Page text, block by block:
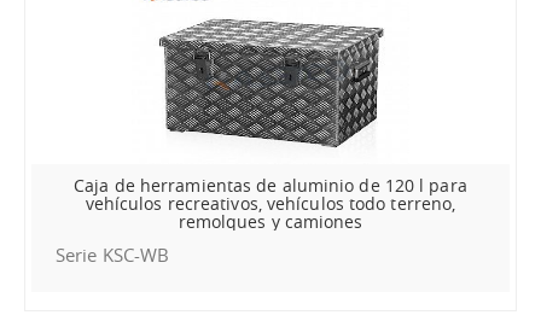
Caja de herramientas de aluminio de 120 l para
vehículos recreativos, vehículos todo terreno,
remolques y camiones
Serie KSC-WB